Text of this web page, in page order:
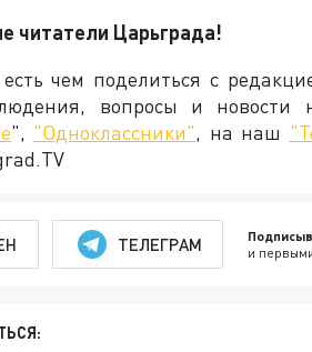
читатели Царьграда!
чем поделиться с
вопросы и новости
", "Одноклассники", на наш
ТЕЛЕГРАМ и